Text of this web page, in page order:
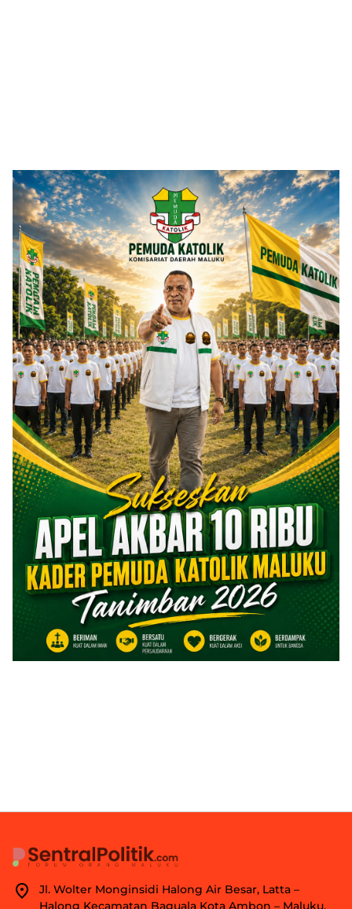
Jl. Wolter Monginsidi Halong Air Besar, Latta –
Halong Kecamatan Baguala Kota Ambon – Maluku.